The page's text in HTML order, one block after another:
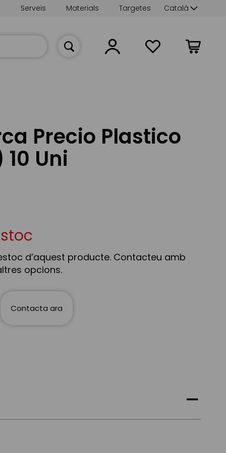
Language
Català
Targetes
Materials
Serveis
La meva
Precio Plastico
Uni
d’aquest producte. Contacteu amb
opcions.
Contacta ara